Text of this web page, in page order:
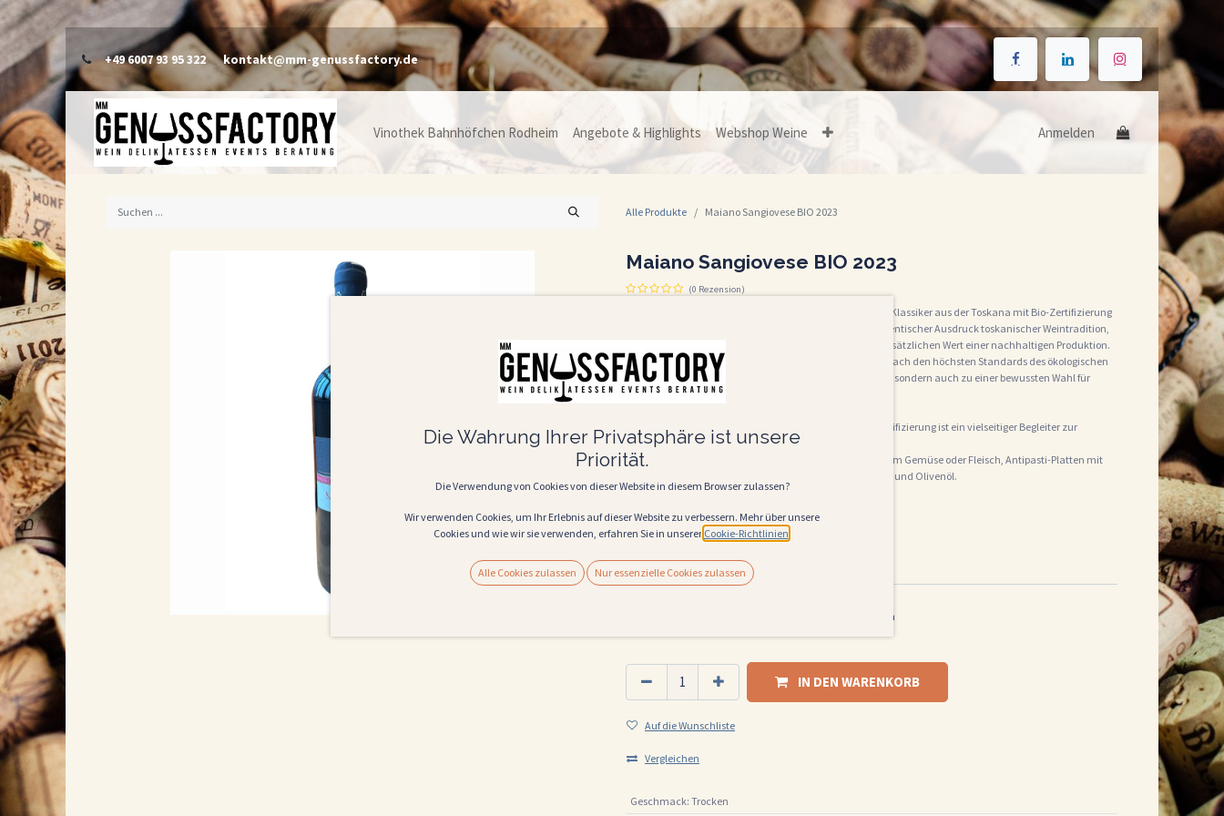
+49 6007 93 95 322 kontakt@mm-genussfactory.de
Vinothek Bahnhöfchen Rodheim Angebote & Highlights Webshop Weine Anmelden
Alle Produkte Maiano Sangiovese BIO 2023
Maiano Sangiovese BIO 2023
(0 Rezension)
Tenuta Maiano Sangiovese Toscana 2023 – Ein moderner Klassiker aus der Toskana mit Bio-Zertifizierung
Der Tenuta Maiano Sangiovese Toscana 2023 ist ein authentischer Ausdruck toskanischer Weintradition,
gepaart mit einem Hauch moderner Eleganz und dem zusätzlichen Wert einer nachhaltigen Produktion.
Dieser reinsortige Sangiovese mit Bio-Zertifizierung wird nach den höchsten Standards des ökologischen
Weinbaus hergestellt, was ihn nicht nur zu einem Genuss, sondern auch zu einer bewussten Wahl für
Umwelt und Gesundheit macht.
Der Tenuta Maiano Sangiovese Toscana 2023 mit Bio-Zertifizierung ist ein vielseitiger Begleiter zur
mediterranen Küche. Besonders gut passt er zu:
Klassischen Pastagerichten mit Tomatensaucen, gegrilltem Gemüse oder Fleisch, Antipasti-Platten mit
biologischem Käse und Wurst, ofengerichten mit Kräutern und Olivenöl.
16,50€ Alle Preise inkl. MwSt.
22,00€ Liter )
WEINSTYLE
harmonisch
IN DEN WARENKORB
Auf die Wunschliste
Vergleichen
Geschmack: Trocken
Die Wahrung Ihrer Privatsphäre ist unsere
Priorität.
Die Verwendung von Cookies von dieser Website in diesem Browser zulassen?
Wir verwenden Cookies, um Ihr Erlebnis auf dieser Website zu verbessern. Mehr über unsere
Cookies und wie wir sie verwenden, erfahren Sie in unserer Cookie-Richtlinien
Alle Cookies zulassen Nur essenzielle Cookies zulassen